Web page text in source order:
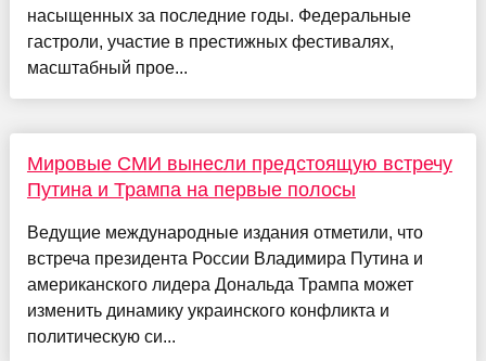
насыщенных за последние годы. Федеральные
гастроли, участие в престижных фестивалях,
масштабный прое...
Мировые СМИ вынесли предстоящую встречу
Путина и Трампа на первые полосы
Ведущие международные издания отметили, что
встреча президента России Владимира Путина и
американского лидера Дональда Трампа может
изменить динамику украинского конфликта и
политическую си...